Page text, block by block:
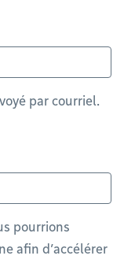
par courriel.
pourrions
afin d’accélérer